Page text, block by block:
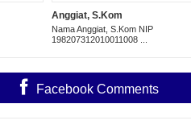
Anggiat, S.Kom
Nama Anggiat, S.Kom NIP
198207312010011008 ...
Facebook Comments